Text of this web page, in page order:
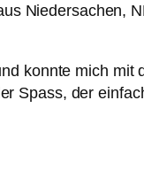
Niedersachen,
konnte mich mit
Spass, der